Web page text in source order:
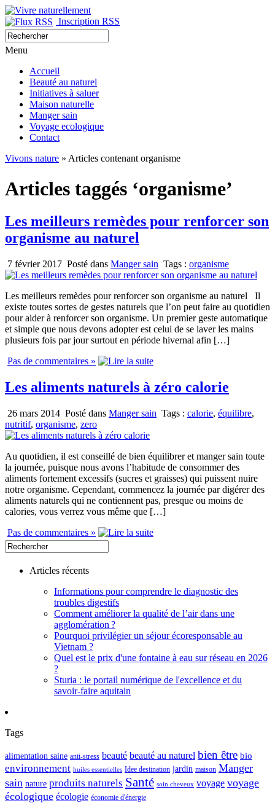
Inscription RSS
Menu
Accueil
Beauté au naturel
Initiatives à saluer
Maison naturelle
Manger sain
Voyage ecologique
Contact
Vivons nature » Articles contenant organisme
Articles taggés ‘organisme’
Les meilleurs remèdes pour renforcer son
organisme au naturel
7 février 2017 Posté dans Manger sain Tags : organisme
Les meilleurs remèdes pour renforcer son organisme au naturel Il
existe toutes sortes de gestes naturels que l’on peut faire au quotidien
pour aider à renforcer son organisme. Un premier geste automatique
et simple que nous devons adopter est celui de se laver les mains
plusieurs fois par jour surtout en période hivernal afin […]
Pas de commentaires »
Les aliments naturels à zéro calorie
26 mars 2014 Posté dans Manger sain Tags : calorie, équilibre,
nutritif, organisme, zero
Au quotidien, il est conseillé de bien équilibrer et manger sain toute
la journée, puisque nous avons l’habitude de consommer des
aliments fortement excessifs (sucres et graisses) qui puissent nuire
notre organisme. Cependant, commencez la journée par digérer des
aliments naturels qui ne contiennent pas, presque ou moins de
calories, vous verrez vous même que […]
Pas de commentaires »
Articles récents
Informations pour comprendre le diagnostic des
troubles digestifs
Comment améliorer la qualité de l’air dans une
agglomération ?
Pourquoi privilégier un séjour écoresponsable au
Vietnam ?
Quel est le prix d'une fontaine à eau sur réseau en 2026
?
Sturia : le portail numérique de l'excellence et du
savoir-faire aquitain
Tags
alimentation saine anti-stress beauté beauté au naturel bien être bio
environnement huiles essentielles Idee destination jardin maison Manger
sain nature produits naturels Santé soin cheveux voyage voyage
écologique écologie économie d'énergie